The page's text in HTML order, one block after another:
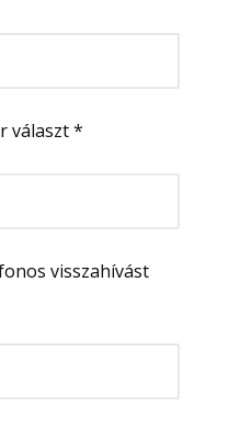
választ *
visszahívást